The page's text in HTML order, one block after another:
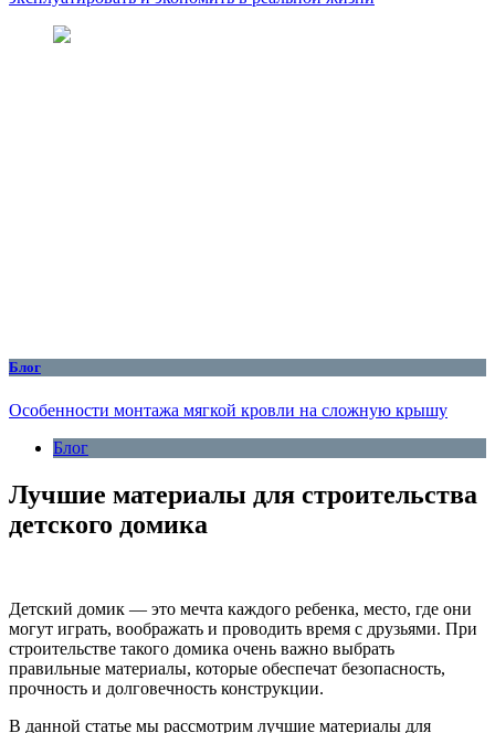
Блог
Особенности монтажа мягкой кровли на сложную крышу
Блог
Лучшие материалы для строительства
детского домика
Детский домик — это мечта каждого ребенка, место, где они
могут играть, воображать и проводить время с друзьями. При
строительстве такого домика очень важно выбрать
правильные материалы, которые обеспечат безопасность,
прочность и долговечность конструкции.
В данной статье мы рассмотрим лучшие материалы для